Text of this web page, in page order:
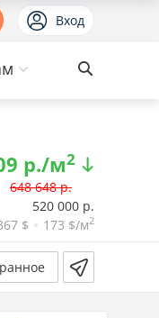
Вход
р./м2
-115р.
-173р.
648 648 р.
520 000 р.
$
173 $/м2